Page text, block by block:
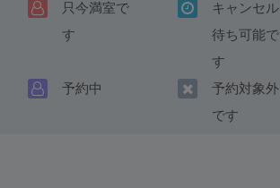
只今満室で
す
キャンセル
待ち可能で
す
予約中
予約対象外
です